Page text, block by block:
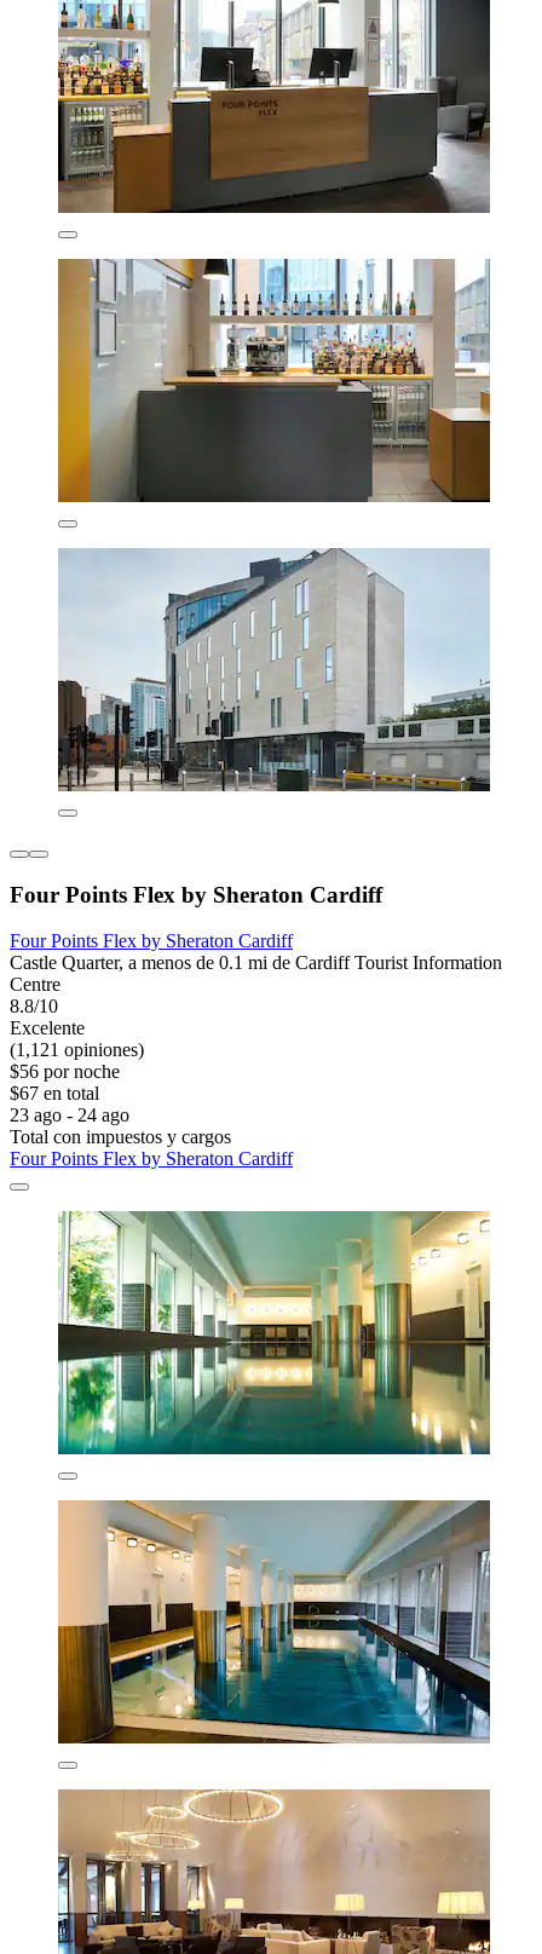
Four Points Flex by Sheraton Cardiff
Four Points Flex by Sheraton Cardiff
Castle Quarter, a menos de 0.1 mi de Cardiff Tourist Information
Centre
8.8/10
Excelente
(1,121 opiniones)
$56 por noche
$67 en total
23 ago - 24 ago
Total con impuestos y cargos
Four Points Flex by Sheraton Cardiff